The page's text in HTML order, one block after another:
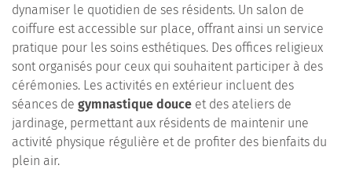
dynamiser le quotidien de ses résidents. Un salon de
coiffure est accessible sur place, offrant ainsi un service
pratique pour les soins esthétiques. Des offices religieux
sont organisés pour ceux qui souhaitent participer à des
cérémonies. Les activités en extérieur incluent des
séances de gymnastique douce et des ateliers de
jardinage, permettant aux résidents de maintenir une
activité physique régulière et de profiter des bienfaits du
plein air.